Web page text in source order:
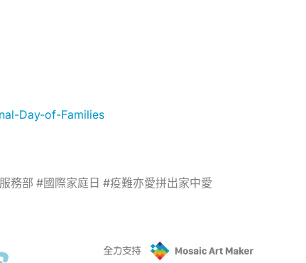
Day-of-Families
務部 #國際家庭日 #疫難亦愛拼出家中愛